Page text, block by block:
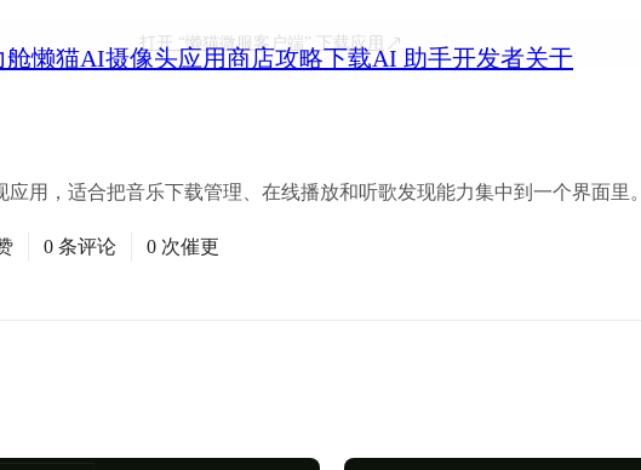
舱懒猫AI摄像头应用商店攻略下载AI 助手开发者关于
打开 “懒猫微服客户端”下载应用
用，适合把音乐下载管理、在线播放和听歌发现能力集中到一个界面里。
0 条评论 0 次催更